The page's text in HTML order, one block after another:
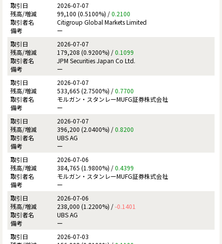
2026-07-07
99,100 (0.5100%) /0.2100
Citigroup Global Markets Limited
ー
2026-07-07
179,208 (0.9200%) /0.1099
JPM Securities Japan Co Ltd.
ー
2026-07-07
533,665 (2.7500%) /0.7700
モルガン・スタンレーMUFG証券株式会社
ー
2026-07-07
396,200 (2.0400%) /0.8200
UBS AG
ー
2026-07-06
384,765 (1.9800%) /0.4399
モルガン・スタンレーMUFG証券株式会社
ー
2026-07-06
238,000 (1.2200%) /-0.1401
UBS AG
ー
2026-07-03